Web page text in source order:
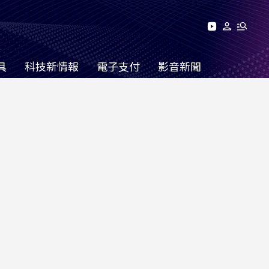
科技新情報 電子支付 影音新聞